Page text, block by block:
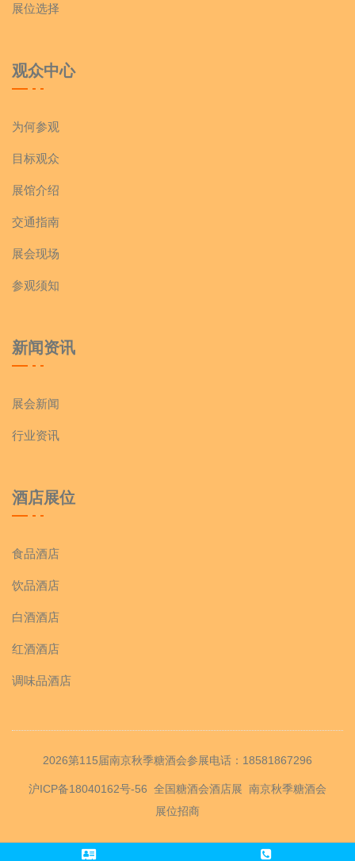
展位选择
观众中心
为何参观
目标观众
展馆介绍
交通指南
展会现场
参观须知
新闻资讯
展会新闻
行业资讯
酒店展位
食品酒店
饮品酒店
白酒酒店
红酒酒店
调味品酒店
2026第115届南京秋季糖酒会参展电话：18581867296
沪ICP备18040162号-56 全国糖酒会酒店展 南京秋季糖酒会
展位招商